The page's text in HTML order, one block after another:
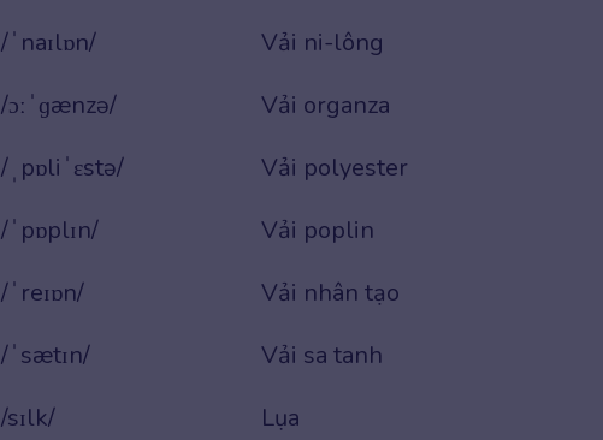
/ˈnaɪlɒn/
Vải ni-lông
/ɔːˈɡænzə/
Vải organza
/ˌpɒliˈɛstə/
Vải polyester
/ˈpɒplɪn/
Vải poplin
/ˈreɪɒn/
Vải nhân tạo
/ˈsætɪn/
Vải sa tanh
/sɪlk/ Lụa